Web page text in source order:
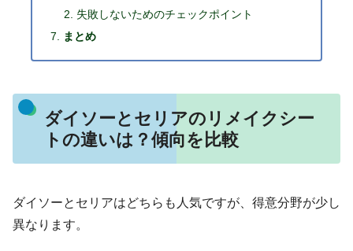
失敗しないためのチェックポイント
まとめ
ダイソーとセリアのリメイクシー
トの違いは？傾向を比較
ダイソーとセリアはどちらも人気ですが、得意分野が少し
異なります。